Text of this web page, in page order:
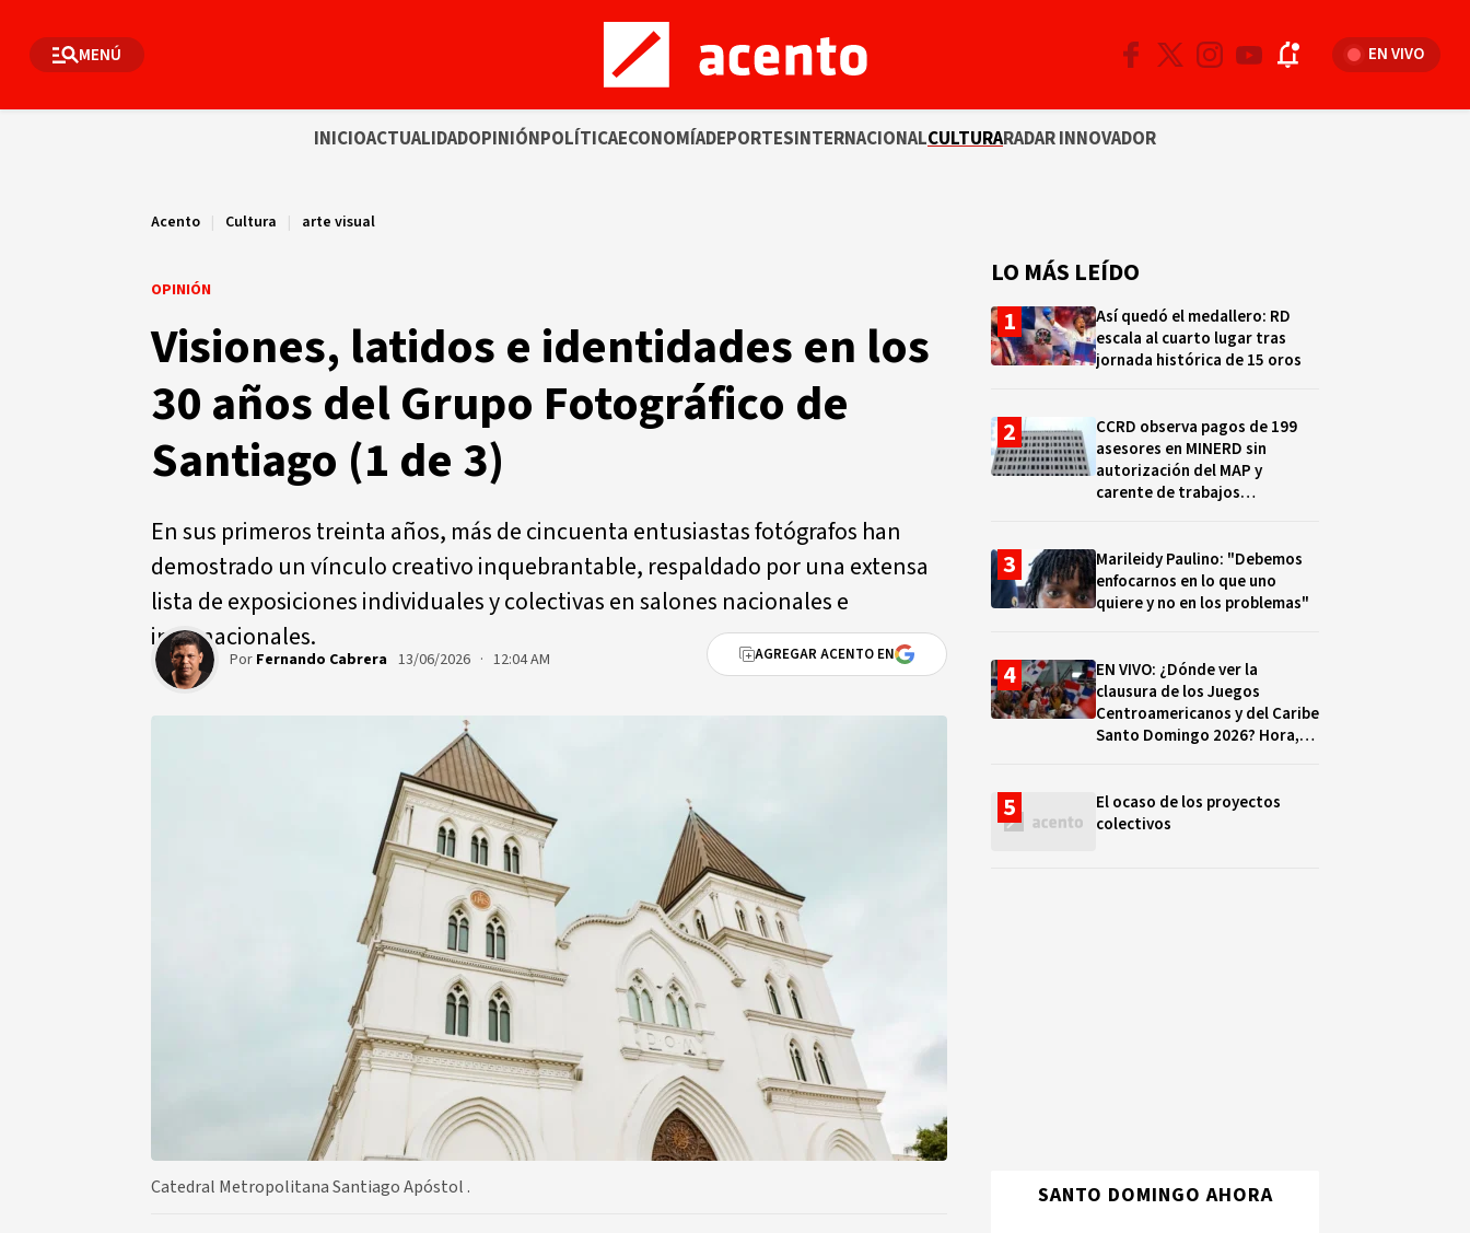
MENÚ EN VIVO
INICIOACTUALIDADOPINIÓNPOLÍTICAECONOMÍADEPORTESINTERNACIONALCULTURARADAR INNOVADOR
Acento | Cultura | arte visual
OPINIÓN
Visiones, latidos e identidades en los
30 años del Grupo Fotográfico de
Santiago (1 de 3)
En sus primeros treinta años, más de cincuenta entusiastas fotógrafos han
demostrado un vínculo creativo inquebrantable, respaldado por una extensa
lista de exposiciones individuales y colectivas en salones nacionales e
internacionales.
Por Fernando Cabrera 13/06/2026 · 12:04 AM AGREGAR ACENTO EN
Catedral Metropolitana Santiago Apóstol .
LO MÁS LEÍDO
Así quedó el medallero: RD
escala al cuarto lugar tras
jornada histórica de 15 oros
CCRD observa pagos de 199
asesores en MINERD sin
autorización del MAP y
carente de trabajos
Marileidy Paulino: "Debemos
enfocarnos en lo que uno
quiere y no en los problemas"
EN VIVO: ¿Dónde ver la
clausura de los Juegos
Centroamericanos y del Caribe
Santo Domingo 2026? Hora,
El ocaso de los proyectos
colectivos
SANTO DOMINGO AHORA